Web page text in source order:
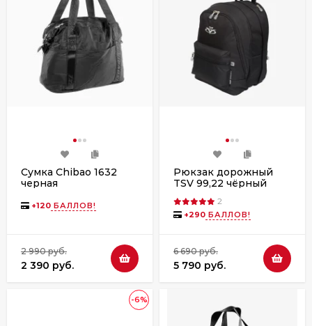
Сумка Chibao 1632
черная
+120 БАЛЛОВ!
2 990 руб.
2 390 руб.
Рюкзак дорожный
TSV 99,22 чёрный
2
+290 БАЛЛОВ!
6 690 руб.
5 790 руб.
-6%